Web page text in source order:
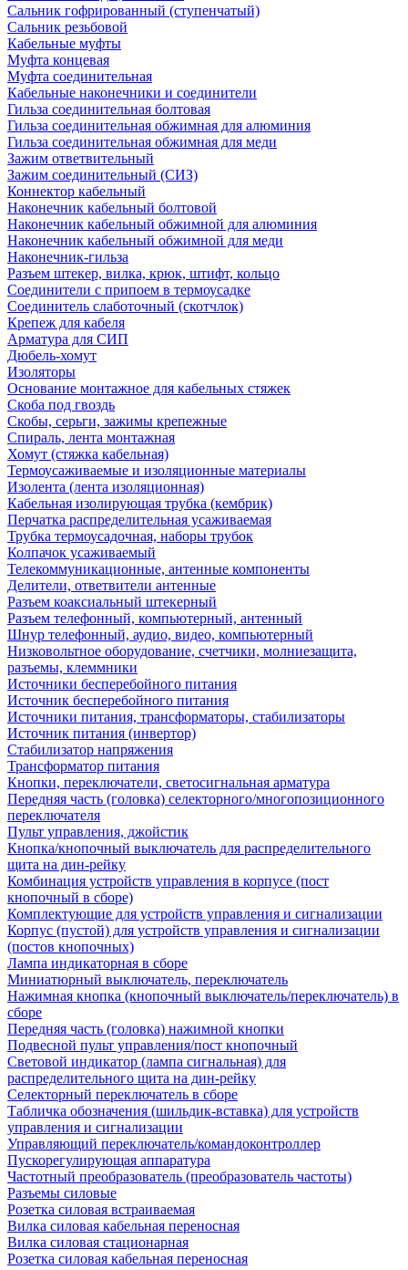
Сальник гофрированный (ступенчатый)
Сальник резьбовой
Кабельные муфты
Муфта концевая
Муфта соединительная
Кабельные наконечники и соединители
Гильза соединительная болтовая
Гильза соединительная обжимная для алюминия
Гильза соединительная обжимная для меди
Зажим ответвительный
Зажим соединительный (СИЗ)
Коннектор кабельный
Наконечник кабельный болтовой
Наконечник кабельный обжимной для алюминия
Наконечник кабельный обжимной для меди
Наконечник-гильза
Разъем штекер, вилка, крюк, штифт, кольцо
Соединители с припоем в термоусадке
Соединитель слаботочный (скотчлок)
Крепеж для кабеля
Арматура для СИП
Дюбель-хомут
Изоляторы
Основание монтажное для кабельных стяжек
Скоба под гвоздь
Скобы, серьги, зажимы крепежные
Спираль, лента монтажная
Хомут (стяжка кабельная)
Термоусаживаемые и изоляционные материалы
Изолента (лента изоляционная)
Кабельная изолирующая трубка (кембрик)
Перчатка распределительная усаживаемая
Трубка термоусадочная, наборы трубок
Колпачок усаживаемый
Телекоммуникационные, антенные компоненты
Делители, ответвители антенные
Разъем коаксиальный штекерный
Разъем телефонный, компьютерный, антенный
Шнур телефонный, аудио, видео, компьютерный
Низковольтное оборудование, счетчики, молниезащита,
разъемы, клеммники
Источники бесперебойного питания
Источник бесперебойного питания
Источники питания, трансформаторы, стабилизаторы
Источник питания (инвертор)
Стабилизатор напряжения
Трансформатор питания
Кнопки, переключатели, светосигнальная арматура
Передняя часть (головка) селекторного/многопозиционного
переключателя
Пульт управления, джойстик
Кнопка/кнопочный выключатель для распределительного
щита на дин-рейку
Комбинация устройств управления в корпусе (пост
кнопочный в сборе)
Комплектующие для устройств управления и сигнализации
Корпус (пустой) для устройств управления и сигнализации
(постов кнопочных)
Лампа индикаторная в сборе
Миниатюрный выключатель, переключатель
Нажимная кнопка (кнопочный выключатель/переключатель) в
сборе
Передняя часть (головка) нажимной кнопки
Подвесной пульт управления/пост кнопочный
Световой индикатор (лампа сигнальная) для
распределительного щита на дин-рейку
Селекторный переключатель в сборе
Табличка обозначения (шильдик-вставка) для устройств
управления и сигнализации
Управляющий переключатель/командоконтроллер
Пускорегулирующая аппаратура
Частотный преобразователь (преобразователь частоты)
Разъемы силовые
Розетка силовая встраиваемая
Вилка силовая кабельная переносная
Вилка силовая стационарная
Розетка силовая кабельная переносная